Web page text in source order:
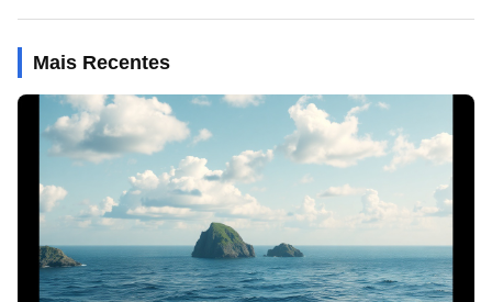
Mais Recentes